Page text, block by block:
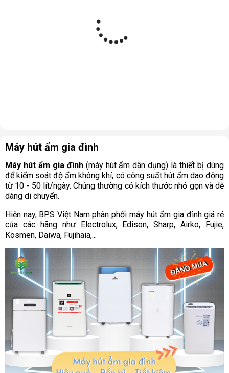
Máy hút ẩm gia đình
Máy hút ẩm gia đình(máy hút ẩm dân dụng) là thiết bị dùng
để kiểm soát độ ẩm không khí, có công suất hút ẩm dao động
từ 10 - 50 lít/ngày. Chúng thường có kích thước nhỏ gọn và dễ
dàng di chuyển.
Hiện nay, BPS Việt Nam phân phối máy hút ẩm gia đình giá rẻ
của các hãng như Electrolux, Edison, Sharp, Airko, Fujie,
Kosmen, Daiwa, Fujihaia,...